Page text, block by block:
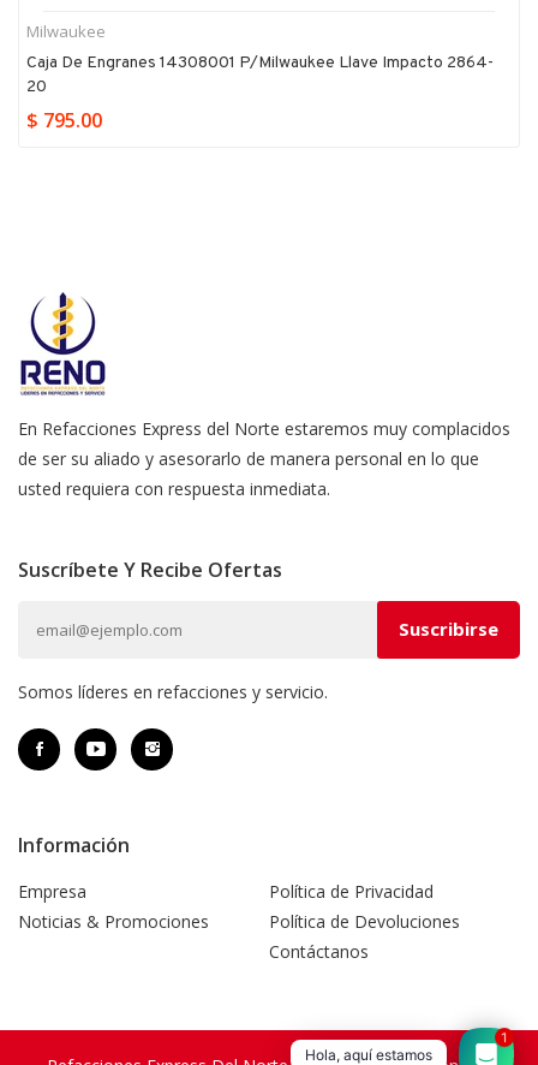
Milwaukee
Caja De Engranes 14308001 P/milwaukee Llave Impacto 2864-
20
$ 795.00
En Refacciones Express del Norte estaremos muy complacidos
de ser su aliado y asesorarlo de manera personal en lo que
usted requiera con respuesta inmediata.
Suscríbete Y Recibe Ofertas
Somos líderes en refacciones y servicio.
Información
Empresa
Noticias & Promociones
Política de Privacidad
Política de Devoluciones
Contáctanos
Hola, aquí estamos
1